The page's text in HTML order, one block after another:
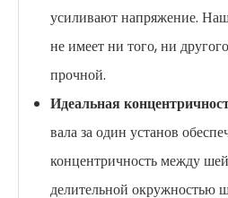
усиливают напряжение.
не имеет ни того, ни
прочной.
Идеальная
вала за один установ
концентричность между
делительной окружностью